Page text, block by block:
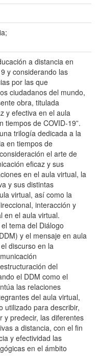
a distancia en
y considerando las
por las que
ciudadanos del mundo,
obra, titulada
y efectiva en el aula
tiempos de COVID-19”.
trilogía dedicada a la
en tiempos de
el arte de
eficaz y sus
en el aula virtual, la
y sus distintas
virtual, así como la
interacción y
en el aula virtual.
tema del Diálogo
y el mensaje en aula
discurso en la
del
el DDM como el
las relaciones
del aula virtual,
utilizado para describir,
y predecir, las diferentes
a distancia, con el fin
y efectividad las
en el ámbito